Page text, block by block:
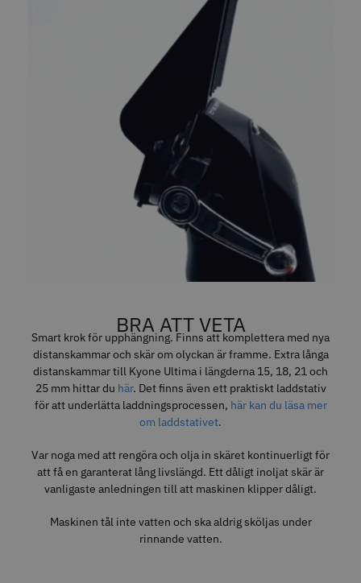
BRA ATT VETA
Smart krok för upphängning. Finns att komplettera med nya
distanskammar och skär om olyckan är framme. Extra långa
distanskammar till Kyone Ultima i längderna 15, 18, 21 och
25 mm hittar du här. Det finns även ett praktiskt laddstativ
för att underlätta laddningsprocessen, här kan du läsa mer
om laddstativet.
Var noga med att rengöra och olja in skäret kontinuerligt för
att få en garanterat lång livslängd. Ett dåligt inoljat skär är
vanligaste anledningen till att maskinen klipper dåligt.
Maskinen tål inte vatten och ska aldrig sköljas under
rinnande vatten.
Solidcos - Wolf 6.0"
499.00 kr
Info Köp
Jaguar Pre Style Relax 28 5.5
699.00 kr
Info Köp
Kyone Ultima Distanskamset
Large
199.00 kr
Info Köp